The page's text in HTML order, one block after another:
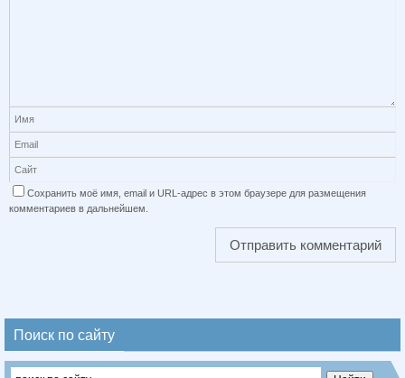
Сохранить моё имя, email и URL-адрес в этом браузере для размещения
комментариев в дальнейшем.
Поиск по сайту